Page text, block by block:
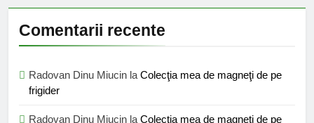
Comentarii recente
Radovan Dinu Miucin la Colecţia mea de magneţi de pe
frigider
Radovan Dinu Miucin la Colecţia mea de magneţi de pe